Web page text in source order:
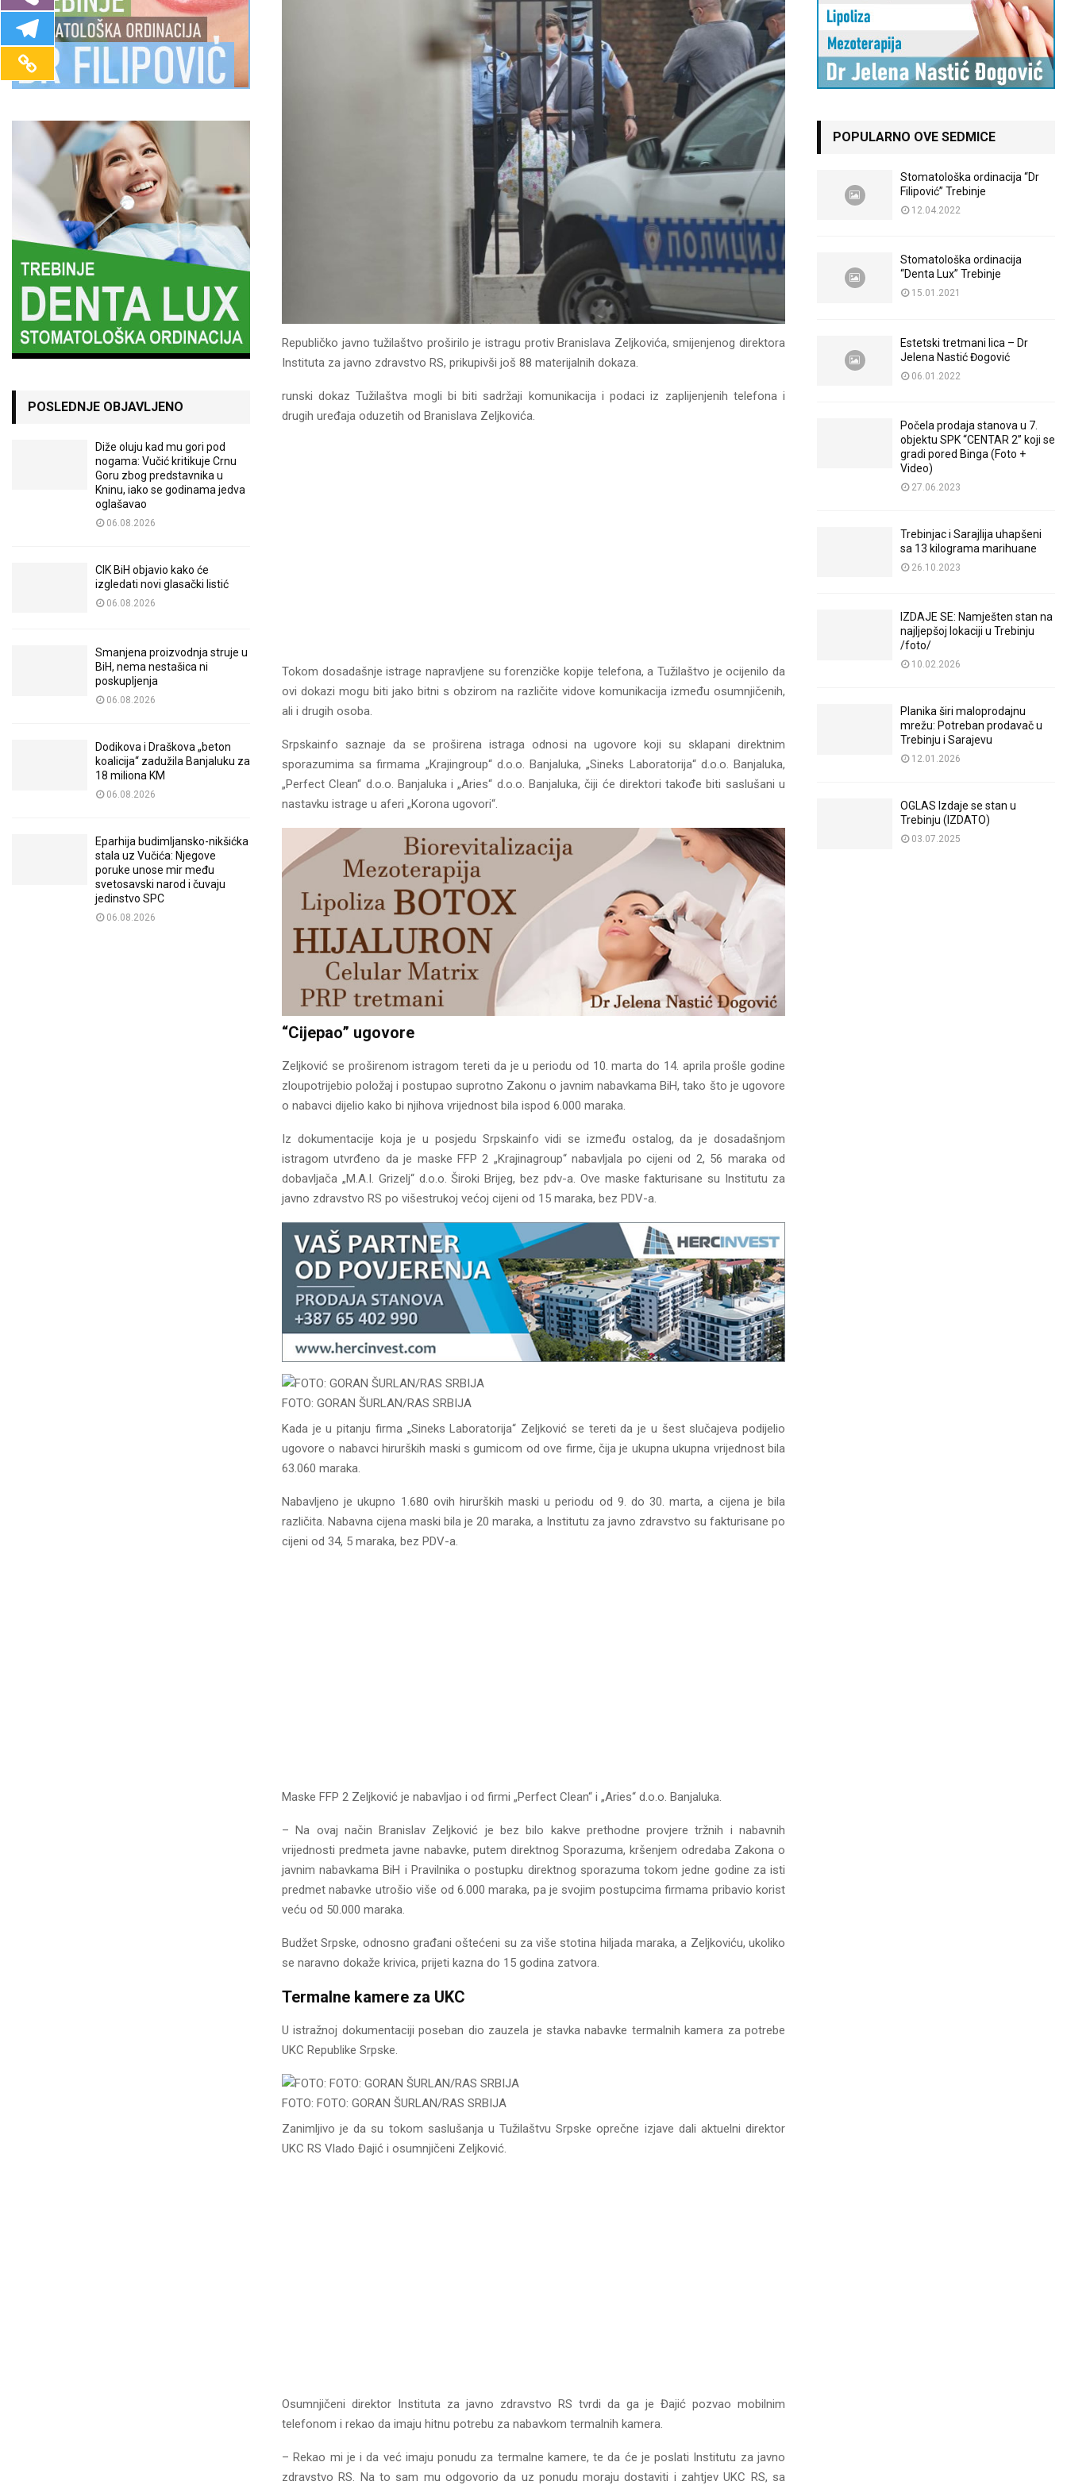
Republičko javno tužilaštvo proširilo je istragu protiv Branislava Zeljkovića, smijenjenog direktora
Instituta za javno zdravstvo RS, prikupivši još 88 materijalnih dokaza.
runski dokaz Tužilaštva mogli bi biti sadržaji komunikacija i podaci iz zaplijenjenih telefona i
drugih uređaja oduzetih od Branislava Zeljkovića.
Tokom dosadašnje istrage napravljene su forenzičke kopije telefona, a Tužilaštvo je ocijenilo da
ovi dokazi mogu biti jako bitni s obzirom na različite vidove komunikacija između osumnjičenih,
ali i drugih osoba.
Srpskainfo saznaje da se proširena istraga odnosi na ugovore koji su sklapani direktnim
sporazumima sa firmama „Krajingroup“ d.o.o. Banjaluka, „Sineks Laboratorija“ d.o.o. Banjaluka,
„Perfect Clean“ d.o.o. Banjaluka i „Aries“ d.o.o. Banjaluka, čiji će direktori takođe biti saslušani u
nastavku istrage u aferi „Korona ugovori“.
“Cijepao” ugovore
Zeljković se proširenom istragom tereti da je u periodu od 10. marta do 14. aprila prošle godine
zloupotrijebio položaj i postupao suprotno Zakonu o javnim nabavkama BiH, tako što je ugovore
o nabavci dijelio kako bi njihova vrijednost bila ispod 6.000 maraka.
Iz dokumentacije koja je u posjedu Srpskainfo vidi se između ostalog, da je dosadašnjom
istragom utvrđeno da je maske FFP 2 „Krajinagroup“ nabavljala po cijeni od 2, 56 maraka od
dobavljača „M.A.I. Grizelj“ d.o.o. Široki Brijeg, bez pdv-a. Ove maske fakturisane su Institutu za
javno zdravstvo RS po višestrukoj većoj cijeni od 15 maraka, bez PDV-a.
FOTO: GORAN ŠURLAN/RAS SRBIJA
Kada je u pitanju firma „Sineks Laboratorija“ Zeljković se tereti da je u šest slučajeva podijelio
ugovore o nabavci hirurških maski s gumicom od ove firme, čija je ukupna ukupna vrijednost bila
63.060 maraka.
Nabavljeno je ukupno 1.680 ovih hirurških maski u periodu od 9. do 30. marta, a cijena je bila
različita. Nabavna cijena maski bila je 20 maraka, a Institutu za javno zdravstvo su fakturisane po
cijeni od 34, 5 maraka, bez PDV-a.
Maske FFP 2 Zeljković je nabavljao i od firmi „Perfect Clean“ i „Aries“ d.o.o. Banjaluka.
– Na ovaj način Branislav Zeljković je bez bilo kakve prethodne provjere tržnih i nabavnih
vrijednosti predmeta javne nabavke, putem direktnog Sporazuma, kršenjem odredaba Zakona o
javnim nabavkama BiH i Pravilnika o postupku direktnog sporazuma tokom jedne godine za isti
predmet nabavke utrošio više od 6.000 maraka, pa je svojim postupcima firmama pribavio korist
veću od 50.000 maraka.
Budžet Srpske, odnosno građani oštećeni su za više stotina hiljada maraka, a Zeljkoviću, ukoliko
se naravno dokaže krivica, prijeti kazna do 15 godina zatvora.
Termalne kamere za UKC
U istražnoj dokumentaciji poseban dio zauzela je stavka nabavke termalnih kamera za potrebe
UKC Republike Srpske.
FOTO: FOTO: GORAN ŠURLAN/RAS SRBIJA
Zanimljivo je da su tokom saslušanja u Tužilaštvu Srpske oprečne izjave dali aktuelni direktor
UKC RS Vlado Đajić i osumnjičeni Zeljković.
Osumnjičeni direktor Instituta za javno zdravstvo RS tvrdi da ga je Đajić pozvao mobilnim
telefonom i rekao da imaju hitnu potrebu za nabavkom termalnih kamera.
– Rekao mi je i da već imaju ponudu za termalne kamere, te da će je poslati Institutu za javno
zdravstvo RS. Na to sam mu odgovorio da uz ponudu moraju dostaviti i zahtjev UKC RS, sa
POSLEDNJE OBJAVLJENO
Diže oluju kad mu gori pod
nogama: Vučić kritikuje Crnu
Goru zbog predstavnika u
Kninu, iako se godinama jedva
oglašavao
06.08.2026
CIK BiH objavio kako će
izgledati novi glasački listić
06.08.2026
Smanjena proizvodnja struje u
BiH, nema nestašica ni
poskupljenja
06.08.2026
Dodikova i Draškova „beton
koalicija“ zadužila Banjaluku za
18 miliona KM
06.08.2026
Eparhija budimljansko-nikšićka
stala uz Vučića: Njegove
poruke unose mir među
svetosavski narod i čuvaju
jedinstvo SPC
06.08.2026
POPULARNO OVE SEDMICE
Stomatološka ordinacija “Dr
Filipović” Trebinje
12.04.2022
Stomatološka ordinacija
“Denta Lux” Trebinje
15.01.2021
Estetski tretmani lica – Dr
Jelena Nastić Đogović
06.01.2022
Počela prodaja stanova u 7.
objektu SPK “CENTAR 2” koji se
gradi pored Binga (Foto +
Video)
27.06.2023
Trebinjac i Sarajlija uhapšeni
sa 13 kilograma marihuane
26.10.2023
IZDAJE SE: Namješten stan na
najljepšoj lokaciji u Trebinju
/foto/
10.02.2026
Planika širi maloprodajnu
mrežu: Potreban prodavač u
Trebinju i Sarajevu
12.01.2026
OGLAS Izdaje se stan u
Trebinju (IZDATO)
03.07.2025